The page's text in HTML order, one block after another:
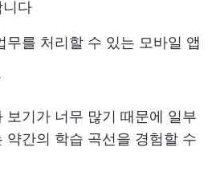
니다
무를 처리할 수 있는 모바일 앱
보기가 너무 많기 때문에 일부
약간의 학습 곡선을 경험할 수